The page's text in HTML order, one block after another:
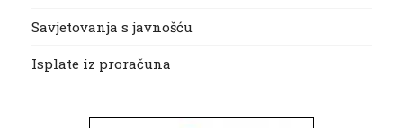
Savjetovanja s javnošću
Isplate iz proračuna